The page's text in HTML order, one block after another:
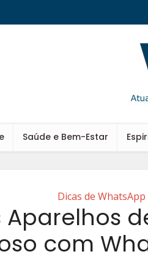
Saúde e Bem-Estar
Dicas de WhatsApp
Aparelhos
com